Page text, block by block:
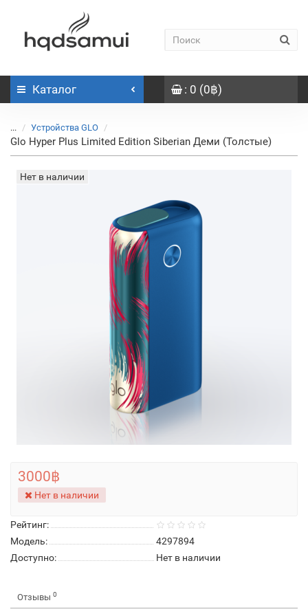
Каталог : 0 (0฿)
... Устройства GLO
Glo Hyper Plus Limited Edition Siberian Деми (Толстые)
Нет в наличии
Рейтинг:
Модель:
4297894
Доступно:
Нет в наличии
3000฿
Нет в наличии
Отзывы 0